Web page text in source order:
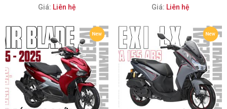
Giá: Liên hệ Giá: Liên hệ